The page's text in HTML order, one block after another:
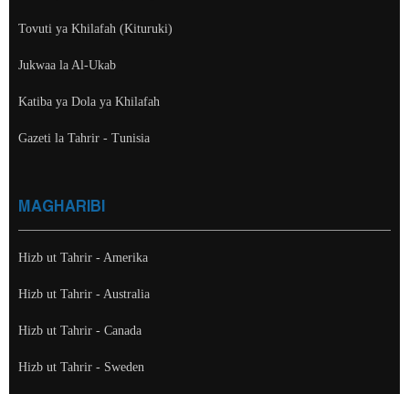
Tovuti ya Khilafah (Kituruki)
Jukwaa la Al-Ukab
Katiba ya Dola ya Khilafah
Gazeti la Tahrir - Tunisia
MAGHARIBI
Hizb ut Tahrir - Amerika
Hizb ut Tahrir - Australia
Hizb ut Tahrir - Canada
Hizb ut Tahrir - Sweden